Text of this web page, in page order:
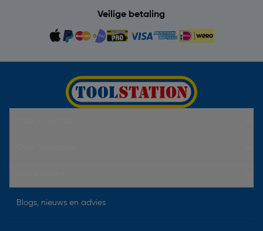
Veilige betaling
Blogs, nieuws en advies